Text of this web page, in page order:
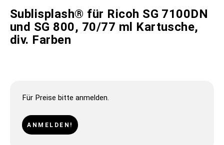
Sublisplash® für Ricoh SG 7100DN
und SG 800, 70/77 ml Kartusche,
div. Farben
Für Preise bitte anmelden.
ANMELDEN!